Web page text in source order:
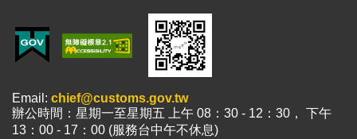
Email: chief@customs.gov.tw
辦公時間：星期一至星期五 上午 08：30 - 12：30， 下午
13：00 - 17：00 (服務台中午不休息)